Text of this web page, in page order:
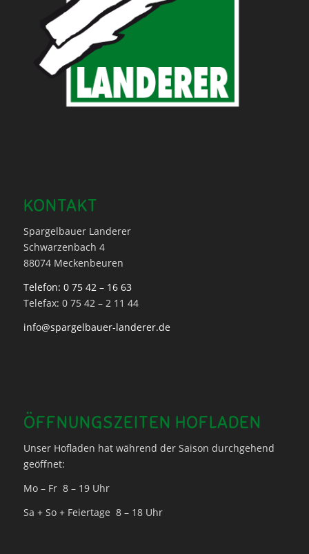
KONTAKT
Spargelbauer Landerer
Schwarzenbach 4
88074 Meckenbeuren
Telefon: 0 75 42 – 16 63
Telefax: 0 75 42 – 2 11 44
info@spargelbauer-landerer.de
ÖFFNUNGSZEITEN HOFLADEN
Unser Hofladen hat während der Saison durchgehend
geöffnet:
Mo – Fr 8 – 19 Uhr
Sa + So + Feiertage 8 – 18 Uhr